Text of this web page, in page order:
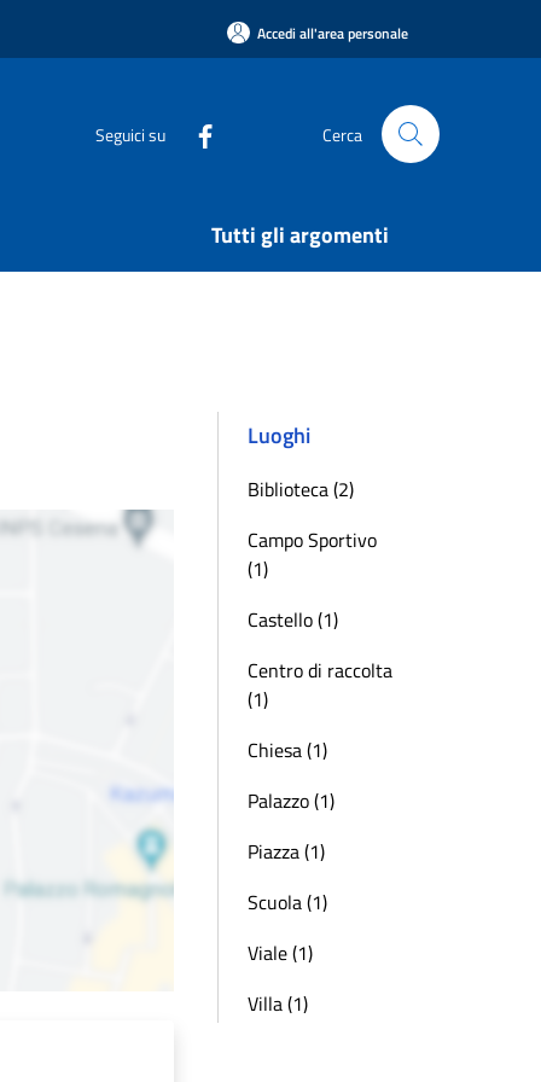
Accedi all'area personale
Seguici su Cerca
Tutti gli argomenti
Luoghi
Biblioteca (2)
Campo Sportivo
(1)
Castello (1)
Centro di raccolta
(1)
Chiesa (1)
Palazzo (1)
Piazza (1)
Scuola (1)
Viale (1)
Villa (1)